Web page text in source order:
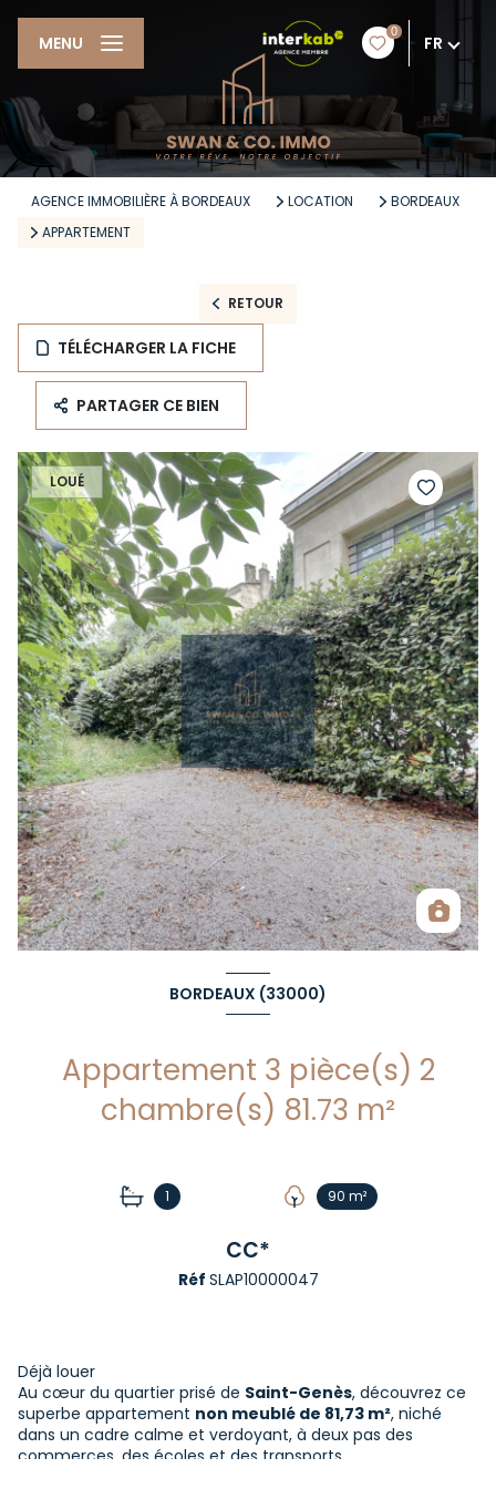
0
FR
MENU
AGENCE IMMOBILIÈRE À BORDEAUX LOCATION
BORDEAUX
APPARTEMENT
RETOUR
TÉLÉCHARGER LA FICHE
PARTAGER CE BIEN
LOUÉ
BORDEAUX (33000)
Appartement 3 pièce(s) 2
chambre(s) 81.73 m²
1 90 m²
CC*
Réf SLAP10000047
Déjà louer
Au cœur du quartier prisé de Saint-Genès, découvrez ce
superbe appartement non meublé de 81,73 m², niché
dans un cadre calme et verdoyant, à deux pas des
commerces, des écoles et des transports.